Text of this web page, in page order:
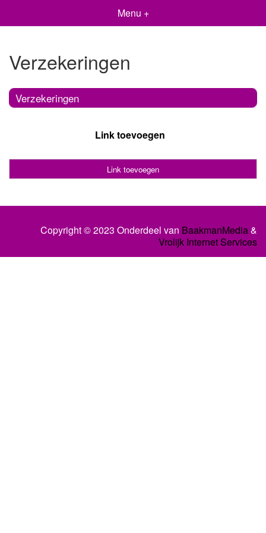
Menu +
Verzekeringen
Verzekeringen
Link toevoegen
Link toevoegen
Copyright © 2023 Onderdeel van BaakmanMedia&
Vrolijk Internet Services